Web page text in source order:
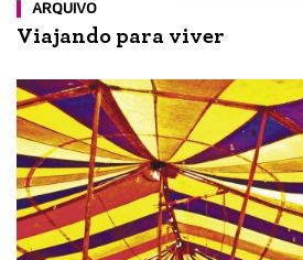
ARQUIVO
Viajando para viver